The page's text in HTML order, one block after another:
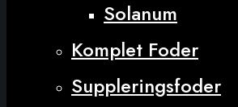
Solanum
Komplet Foder
Suppleringsfoder